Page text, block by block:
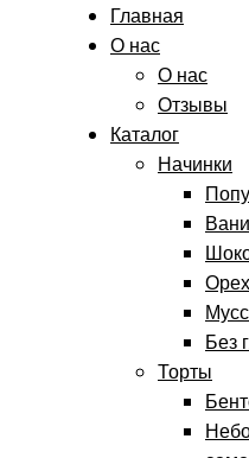
Главная
О нас
О нас
Отзывы
Каталог
Начинки
Без
Торты